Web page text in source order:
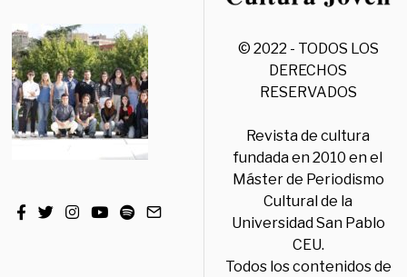
© 2022 - TODOS LOS
DERECHOS
RESERVADOS
Revista de cultura
fundada en 2010 en el
Máster de Periodismo
Cultural de la
Universidad San Pablo
CEU.
Todos los contenidos de